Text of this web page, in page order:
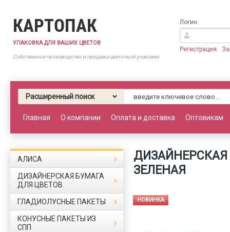
КАРТОПАК
УПАКОВКА ДЛЯ ВАШИХ ЦВЕТОВ
Собственное производство и продажа цветочной упаковки
Логин:
Регистрация
Расширенный поиск
Главная О компании Оплата и доставка Оптовикам
АЛИСА
ДИЗАЙНЕРСКАЯ БУМАГА
ДЛЯ ЦВЕТОВ
ГЛАДИОЛУСНЫЕ ПАКЕТЫ
КОНУСНЫЕ ПАКЕТЫ ИЗ
СПП
ДИЗАЙНЕРСКАЯ
ЗЕЛЕНАЯ
НОВИНКА